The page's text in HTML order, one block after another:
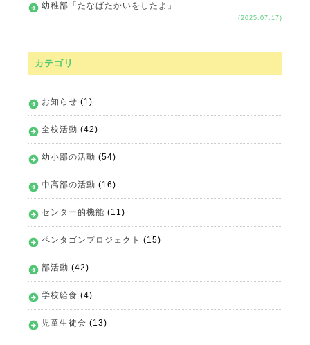
幼稚部「たなばたかいをしたよ」
(2025.07.17)
カテゴリ
お知らせ (1)
全校活動 (42)
幼小部の活動 (54)
中高部の活動 (16)
センター的機能 (11)
ペンタゴンプロジェクト (15)
部活動 (42)
学校給食 (4)
児童生徒会 (13)